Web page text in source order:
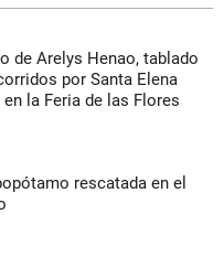
de Arelys Henao, tablado
por Santa Elena
la Feria de las Flores
rescatada en el